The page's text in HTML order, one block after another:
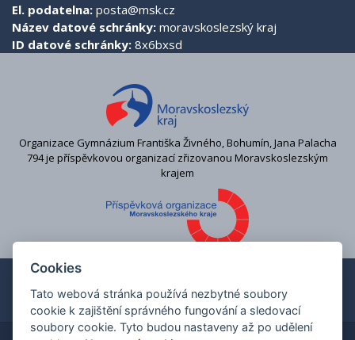
El. podatelna: posta@msk.cz
Název datové schránky: moravskoslezský kraj
ID datové schránky: 8x6bxsd
Organizace Gymnázium Františka Živného, Bohumín, Jana Palacha
794 je příspěvkovou organizací zřizovanou Moravskoslezským
krajem
Cookies
Tato webová stránka používá nezbytné soubory
cookie k zajištění správného fungování a sledovací
soubory cookie. Tyto budou nastaveny až po udělení